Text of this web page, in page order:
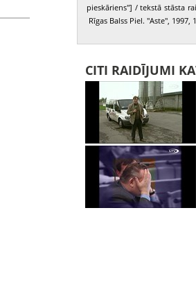
pieskāriens"] / tekstā stāsta
Rīgas Balss Piel. "Aste", 1997,
CITI RAIDĪJUMI